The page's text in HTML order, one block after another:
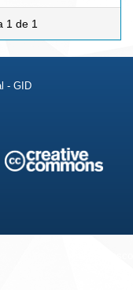
1 de 1
- GID